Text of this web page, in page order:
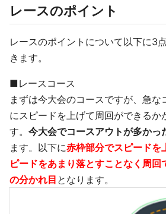
レースのポイント
レースのポイントについて以下に3
きます。
■レースコース
まずは今大会のコースですが、急
にスピードを上げて周回ができるか
す。 今大会でコースアウトが多かっ
ます。以下に赤枠部分でスピードを
ピードをあまり落とすことなく周回
の分かれ目 となります。